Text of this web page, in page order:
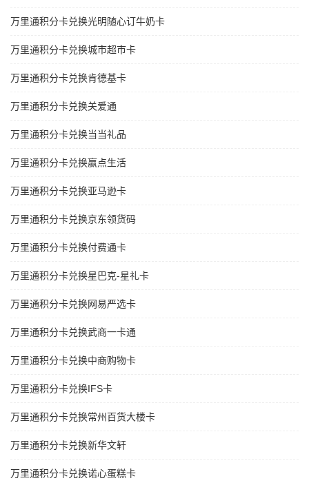
万里通积分卡兑换光明随心订牛奶卡
万里通积分卡兑换城市超市卡
万里通积分卡兑换肯德基卡
万里通积分卡兑换关爱通
万里通积分卡兑换当当礼品
万里通积分卡兑换赢点生活
万里通积分卡兑换亚马逊卡
万里通积分卡兑换京东领货码
万里通积分卡兑换付费通卡
万里通积分卡兑换星巴克-星礼卡
万里通积分卡兑换网易严选卡
万里通积分卡兑换武商一卡通
万里通积分卡兑换中商购物卡
万里通积分卡兑换IFS卡
万里通积分卡兑换常州百货大楼卡
万里通积分卡兑换新华文轩
万里通积分卡兑换诺心蛋糕卡